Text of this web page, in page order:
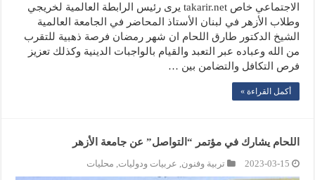
الاجتماعي خاص takarir.net يرى رئيس الرابطة العالمية لخريجي
وطلاب الأزهر في لبنان الأستاذ المحاضر في الجامعة العالمية
الشيخ الدكتور طارق اللحام ان شهر رمضان فرصة ذهبية للتقرب
من الله وعباده عبر التعبد والقيام بالواجبات الدينية وكذلك تعزيز
فرص التكافل والتضامن بين …
أكمل القراءة »
اللحام يشارك في مؤتمر “التواصل” عن جامعة الأزهر
2023-03-15 تربية وفنون عربيات ودوليات محليات